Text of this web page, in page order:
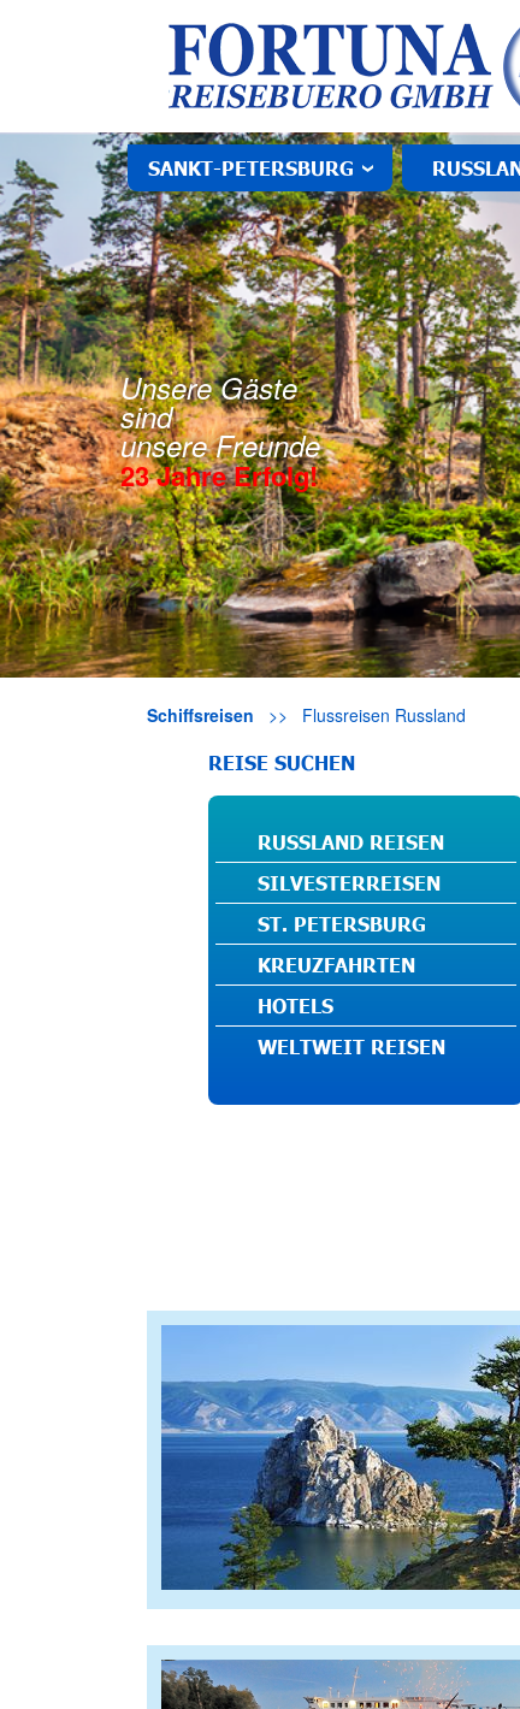
SANKT-PETERSBURG
Unsere Gäste
sind
unsere Freunde
23 Jahre Erfolg!
Schiffsreisen >> Flussreisen Russland
REISE SUCHEN
RUSSLAND REISEN
SILVESTERREISEN
ST. PETERSBURG
KREUZFAHRTEN
HOTELS
WELTWEIT REISEN